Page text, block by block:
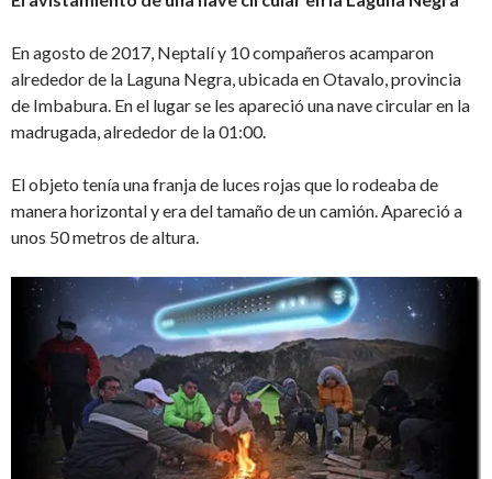
En agosto de 2017, Neptalí y 10 compañeros acamparon
alrededor de la Laguna Negra, ubicada en Otavalo, provincia
de Imbabura. En el lugar se les apareció una nave circular en la
madrugada, alrededor de la 01:00.
El objeto tenía una franja de luces rojas que lo rodeaba de
manera horizontal y era del tamaño de un camión. Apareció a
unos 50 metros de altura.